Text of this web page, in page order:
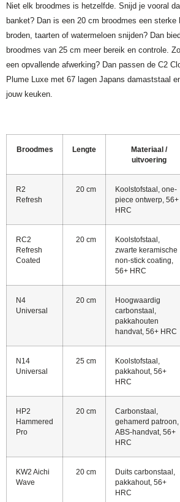
Niet elk broodmes is hetzelfde. Snijd je vooral
banket? Dan is een 20 cm broodmes een
broden, taarten of watermeloen snijden? Dan
broodmes van 25 cm meer bereik en controle.
een opvallende afwerking? Dan passen de C2
Plume Luxe met 67 lagen Japans damaststaal
jouw keuken.
Broodmes Lengte
Materiaal /
uitvoering
R2
Refresh
20 cm
Koolstofstaal, one-
piece ontwerp, 56+
HRC
RC2
Refresh
Coated
20 cm
Koolstofstaal,
zwarte keramische
non-stick coating,
56+ HRC
N4
Universal
20 cm
Hoogwaardig
carbonstaal,
pakkahouten
handvat, 56+ HRC
N14
Universal
25 cm
Koolstofstaal,
pakkahout, 56+
HRC
HP2
Hammered
Pro
20 cm
Carbonstaal,
gehamerd patroon,
ABS-handvat, 56+
HRC
KW2 Aichi
Wave
20 cm
Duits carbonstaal,
pakkahout, 56+
HRC